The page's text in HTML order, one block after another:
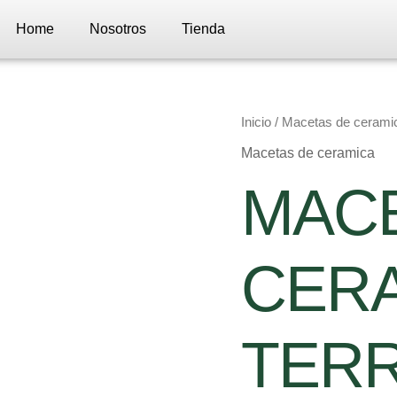
Home Nosotros Tienda
Inicio / Macetas de
Macetas de ceramica
MACETA
TERRACOTA
10
cantidad